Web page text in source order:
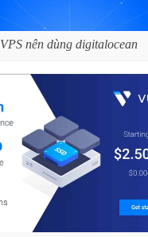
VPS nên dùng digitalocean